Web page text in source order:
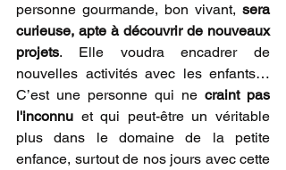
personne gourmande, bon vivant, sera
curieuse, apte à découvrir de nouveaux
projets. Elle voudra encadrer de
nouvelles activités avec les enfants…
C’est une personne qui ne craint pas
l'inconnu et qui peut-être un véritable
plus dans le domaine de la petite